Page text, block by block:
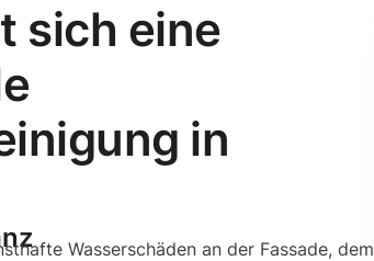
sich eine
in
Wasserschäden an der Fassade, dem